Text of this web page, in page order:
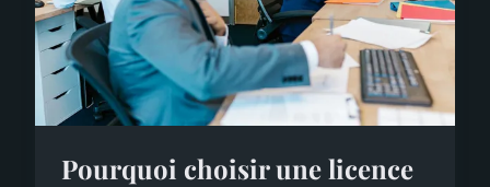
Pourquoi choisir une licence